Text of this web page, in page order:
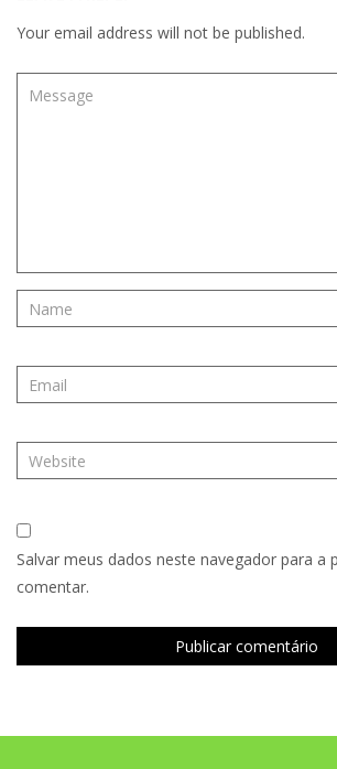
Your email address will not be published.
Salvar meus dados neste navegador para a
comentar.